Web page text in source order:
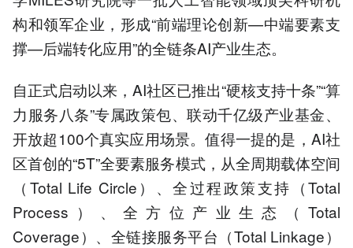
构和领军企业，形成“前端理论创新—中端要素支
撑—后端转化应用”的全链条AI产业生态。
自正式启动以来，AI社区已推出“硬核支持十条”“算
力服务八条”专属政策包、联动千亿级产业基金、
开放超100个真实应用场景。值得一提的是，AI社
区首创的“5T”全要素服务模式，从全周期载体空间
（Total Life Circle）、全过程政策支持（Total
Process）、全方位产业生态（Total
Coverage）、全链接服务平台（Total Linkage）